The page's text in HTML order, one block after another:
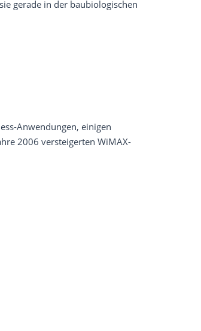
gerade in der baubiologischen
Anwendungen, einigen
2006 versteigerten WiMAX-